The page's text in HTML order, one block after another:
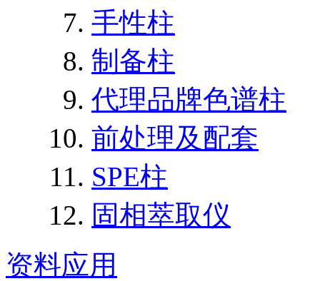
手性柱
制备柱
代理品牌色谱柱
前处理及配套
SPE柱
固相萃取仪
资料应用